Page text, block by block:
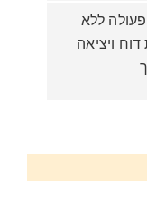
ללא
ויציאה